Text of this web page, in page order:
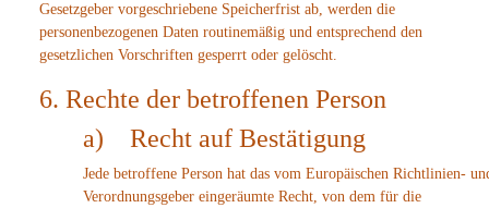
Gesetzgeber vorgeschriebene Speicherfrist ab, werden die
personenbezogenen Daten routinemäßig und entsprechend den
gesetzlichen Vorschriften gesperrt oder gelöscht.
6. Rechte der betroffenen Person
a) Recht auf Bestätigung
Jede betroffene Person hat das vom Europäischen Richtlinien-
Verordnungsgeber eingeräumte Recht, von dem für die